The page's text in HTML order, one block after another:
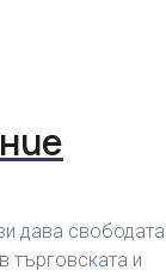
дава свободата
търговската и